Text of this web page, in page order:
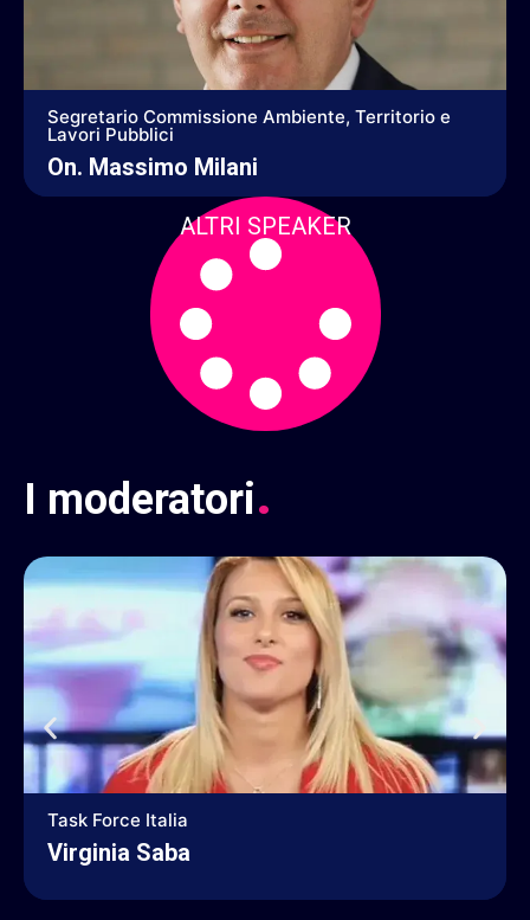
Segretario Commissione Ambiente, Territorio e
Lavori Pubblici
On. Massimo Milani
ALTRI SPEAKER
I moderatori.
Task Force Italia
Virginia Saba